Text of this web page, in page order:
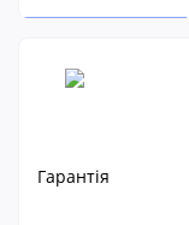
Гарантія